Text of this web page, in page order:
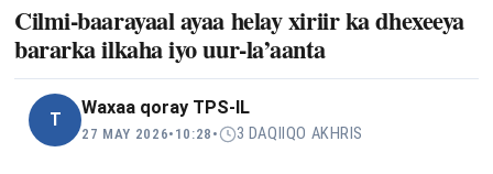
Cilmi-baarayaal ayaa helay xiriir ka dhexeeya
bararka ilkaha iyo uur-la’aanta
T
Waxaa qoray TPS-IL
27 MAY 2026• 10:28 • 3 DAQIIQO AKHRIS